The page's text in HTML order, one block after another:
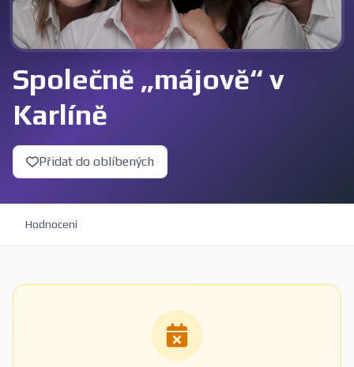
Společně „májově“ v
Karlíně
Přidat do oblíbených
Hodnocení